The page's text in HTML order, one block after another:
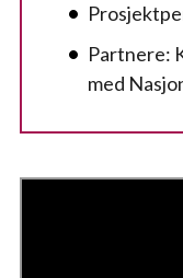
Partnere:
med